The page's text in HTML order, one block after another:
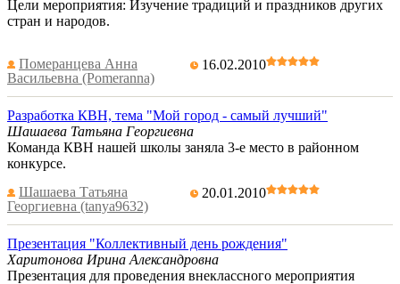
Цели мероприятия: Изучение традиций и праздников других
стран и народов.
Померанцева Анна
Васильевна (Pomeranna)
16.02.2010
Разработка КВН, тема "Мой город - самый лучший"
Шашаева Татьяна Георгиевна
Команда КВН нашей школы заняла 3-е место в районном
конкурсе.
Шашаева Татьяна
Георгиевна (tanya9632)
20.01.2010
Презентация "Коллективный день рождения"
Харитонова Ирина Александровна
Презентация для проведения внеклассного мероприятия